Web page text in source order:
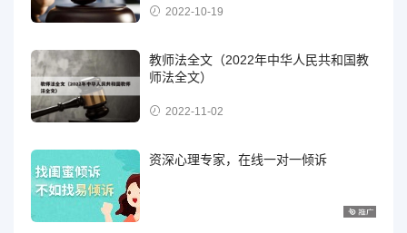
2022-10-19
教师法全文（2022年中华人民共和国教
师法全文）
2022-11-02
资深心理专家，在线一对一倾诉